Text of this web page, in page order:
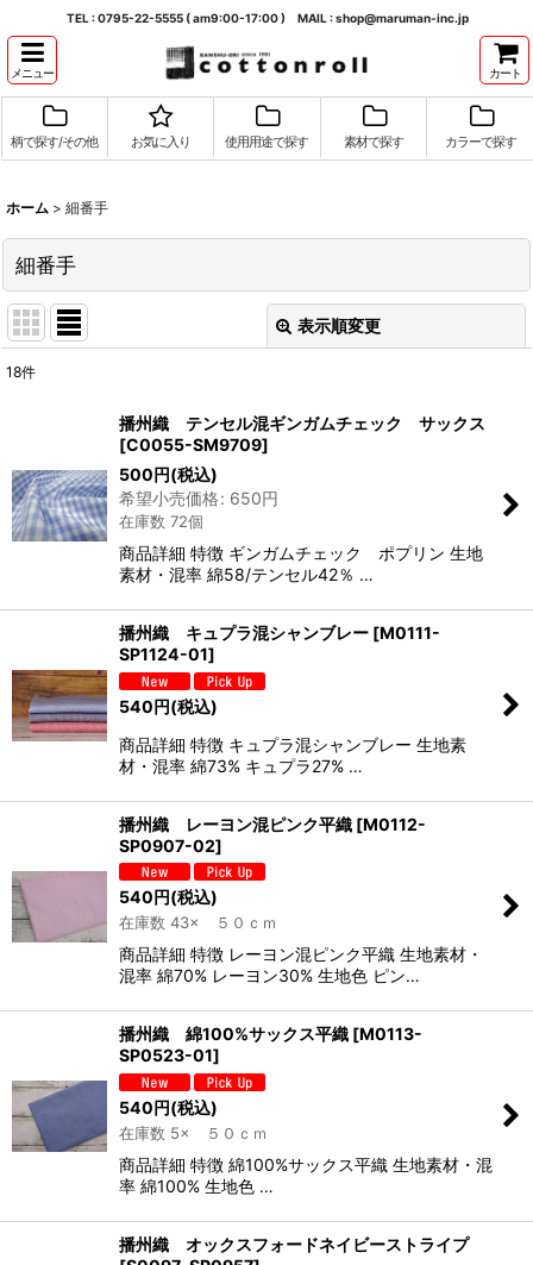
TEL : 0795-22-5555 ( am9:00-17:00 ) MAIL : shop@maruman-inc.jp
メニュー カート
柄で探す/その他 お気に入り 使用用途で探す 素材で探す カラーで探す
ホーム > 細番手
細番手
表示順変更
18件
播州織 テンセル混ギンガムチェック サックス
[C0055-SM9709]
500円(税込)
希望小売価格: 650円
在庫数 72個
商品詳細 特徴 ギンガムチェック ポプリン 生地
素材・混率 綿58/テンセル42％ …
播州織 キュプラ混シャンブレー [M0111-
SP1124-01]
540円(税込)
商品詳細 特徴 キュプラ混シャンブレー 生地素
材・混率 綿73% キュプラ27% …
播州織 レーヨン混ピンク平織 [M0112-
SP0907-02]
540円(税込)
在庫数 43× ５０ｃｍ
商品詳細 特徴 レーヨン混ピンク平織 生地素材・
混率 綿70% レーヨン30% 生地色 ピン…
播州織 綿100%サックス平織 [M0113-
SP0523-01]
540円(税込)
在庫数 5× ５０ｃｍ
商品詳細 特徴 綿100%サックス平織 生地素材・混
率 綿100% 生地色 …
播州織 オックスフォードネイビーストライプ